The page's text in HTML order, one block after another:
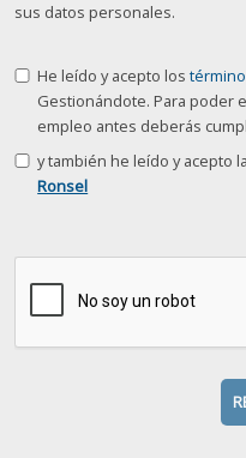
sus datos personales.
He leído y acepto los
Gestionándote. Para poder
empleo antes deberás
y también he leído y acepto
Ronsel